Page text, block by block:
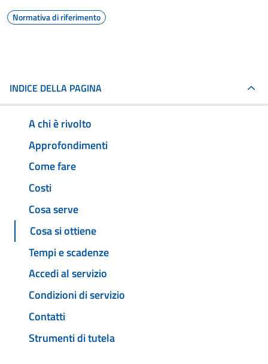
Normativa di riferimento
INDICE DELLA PAGINA
A chi è rivolto
Approfondimenti
Come fare
Costi
Cosa serve
Cosa si ottiene
Tempi e scadenze
Accedi al servizio
Condizioni di servizio
Contatti
Strumenti di tutela